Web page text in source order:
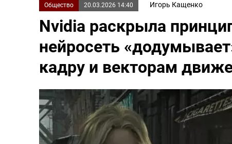
Общество 20.03.2026 14:40 Игорь Кащенко
Nvidia раскрыла
нейросеть
кадру и векторам